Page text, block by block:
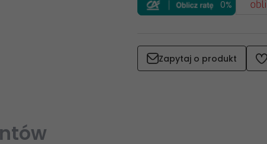
0%
Zapytaj o produkt